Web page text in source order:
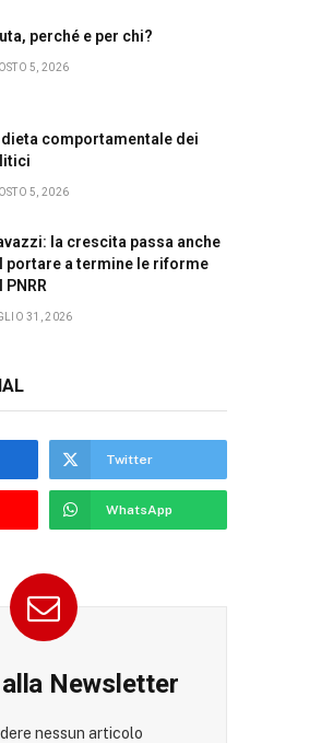
perché e per chi?
5, 2026
dieta comportamentale dei
5, 2026
la crescita passa anche
portare a termine le riforme
PNRR
31, 2026
Twitter
WhatsApp
Newsletter
nessun articolo